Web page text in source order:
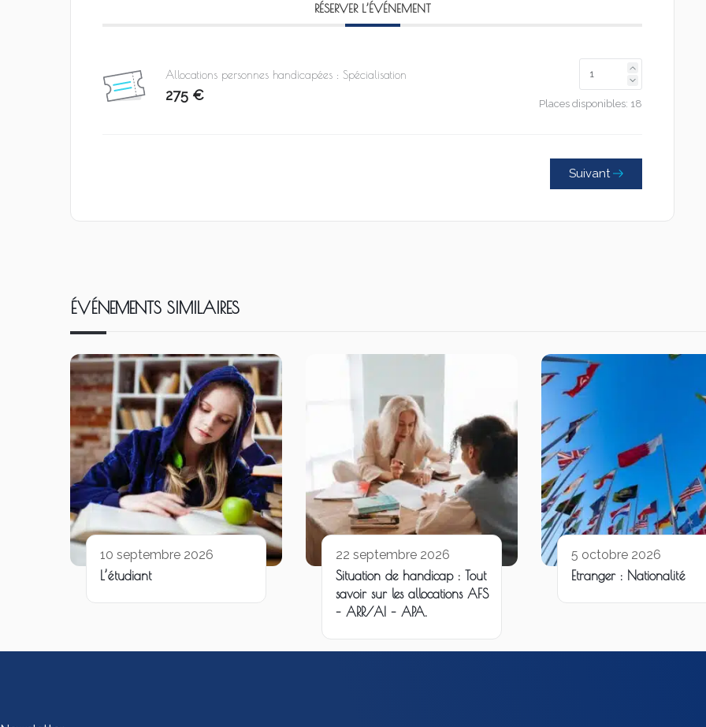
RÉSERVER L’ÉVÉNEMENT
Allocations personnes handicapées : Spécialisation
275 € Places disponibles: 18
Suivant
ÉVÉNEMENTS SIMILAIRES
10 septembre 2026
L’étudiant
22 septembre 2026
Situation de handicap : Tout
savoir sur les allocations AFS
– ARR/AI – APA.
5 octobre 2026
Etranger : Nationalité